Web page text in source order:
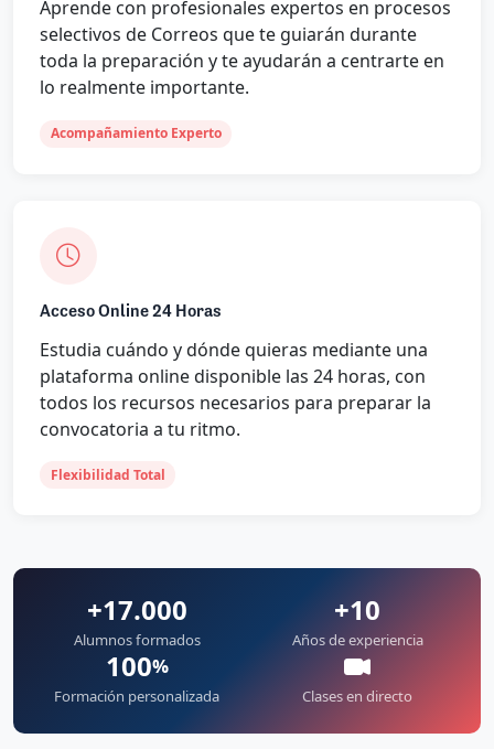
Aprende con profesionales expertos en procesos
selectivos de Correos que te guiarán durante
toda la preparación y te ayudarán a centrarte en
lo realmente importante.
Acompañamiento Experto
Acceso Online 24 Horas
Estudia cuándo y dónde quieras mediante una
plataforma online disponible las 24 horas, con
todos los recursos necesarios para preparar la
convocatoria a tu ritmo.
Flexibilidad Total
+17.000
Alumnos formados
+10
Años de experiencia
100%
Formación personalizada Clases en directo